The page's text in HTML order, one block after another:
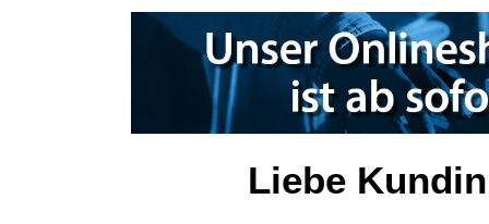
Liebe